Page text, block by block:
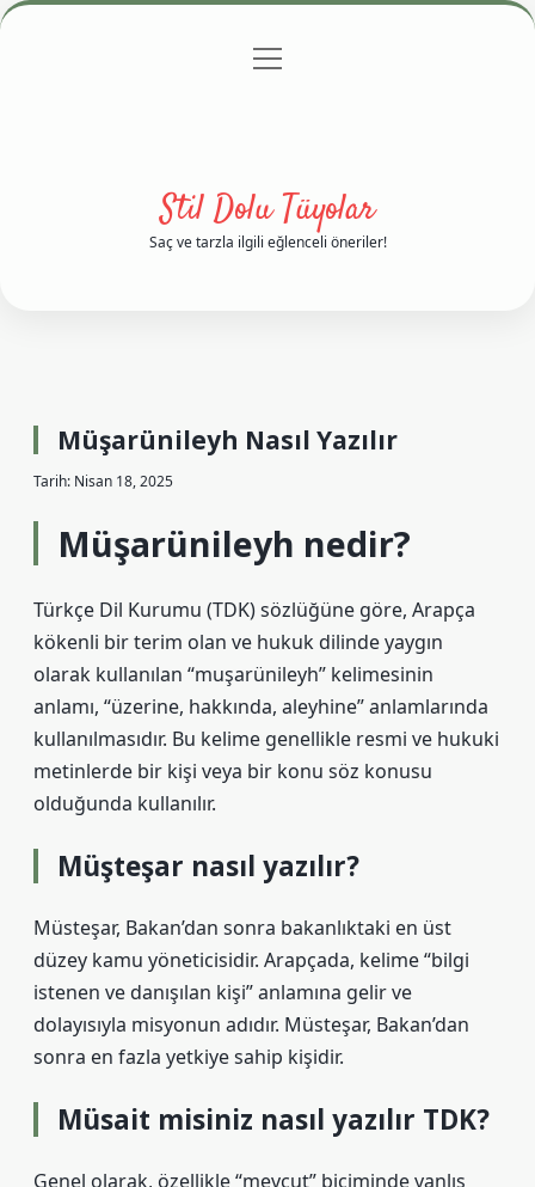
Gizlilik Politikası
menüyü
Stil Dolu Tüyolar
Saç ve tarzla ilgili eğlenceli öneriler!
Müşarünileyh Nasıl Yazılır
Tarih: Nisan 18, 2025
Müşarünileyh nedir?
Türkçe Dil Kurumu (TDK) sözlüğüne göre, Arapça
kökenli bir terim olan ve hukuk dilinde yaygın
olarak kullanılan “muşarünileyh” kelimesinin
anlamı, “üzerine, hakkında, aleyhine” anlamlarında
kullanılmasıdır. Bu kelime genellikle resmi ve hukuki
metinlerde bir kişi veya bir konu söz konusu
olduğunda kullanılır.
Müşteşar nasıl yazılır?
Müsteşar, Bakan’dan sonra bakanlıktaki en üst
düzey kamu yöneticisidir. Arapçada, kelime “bilgi
istenen ve danışılan kişi” anlamına gelir ve
dolayısıyla misyonun adıdır. Müsteşar, Bakan’dan
sonra en fazla yetkiye sahip kişidir.
Müsait misiniz nasıl yazılır TDK?
Genel olarak, özellikle “mevcut” biçiminde yanlış